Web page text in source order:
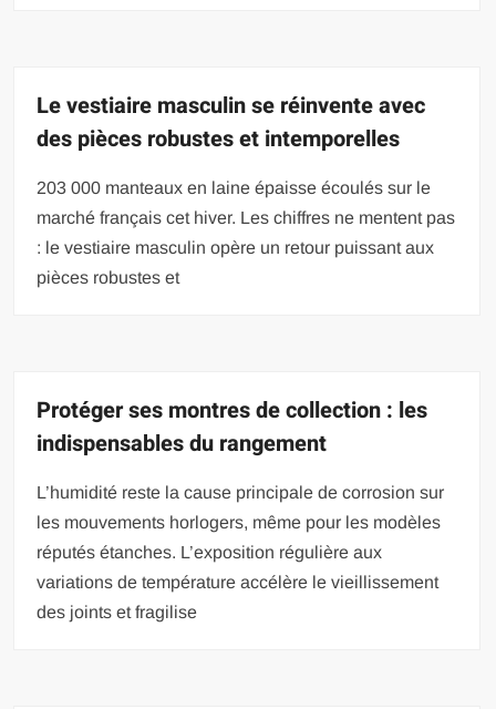
Le vestiaire masculin se réinvente avec
des pièces robustes et intemporelles
203 000 manteaux en laine épaisse écoulés sur le
marché français cet hiver. Les chiffres ne mentent pas
: le vestiaire masculin opère un retour puissant aux
pièces robustes et
Protéger ses montres de collection : les
indispensables du rangement
L’humidité reste la cause principale de corrosion sur
les mouvements horlogers, même pour les modèles
réputés étanches. L’exposition régulière aux
variations de température accélère le vieillissement
des joints et fragilise